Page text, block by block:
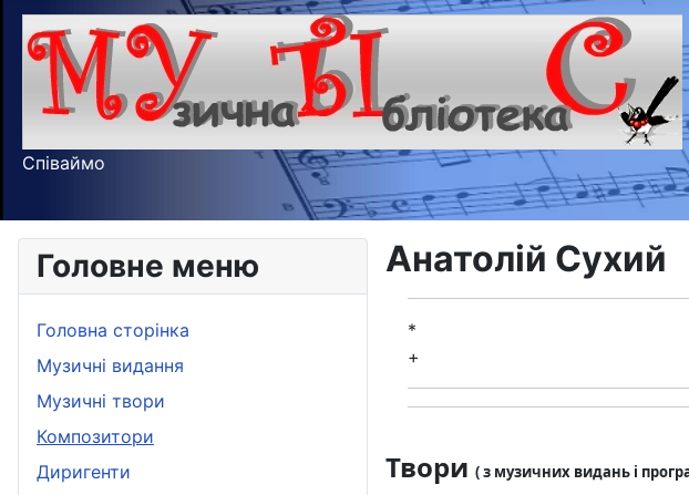
Співаймо
Головне меню
Головна сторінка
Музичні видання
Музичні твори
Композитори
Диригенти
Анатолій Сухий
*
+
Твори ( з музичних видань і